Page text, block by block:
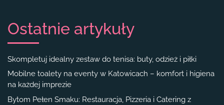
Ostatnie artykuły
Skompletuj idealny zestaw do tenisa: buty, odzież i piłki
Mobilne toalety na eventy w Katowicach – komfort i higiena
na każdej imprezie
Bytom Pełen Smaku: Restauracja, Pizzeria i Catering z